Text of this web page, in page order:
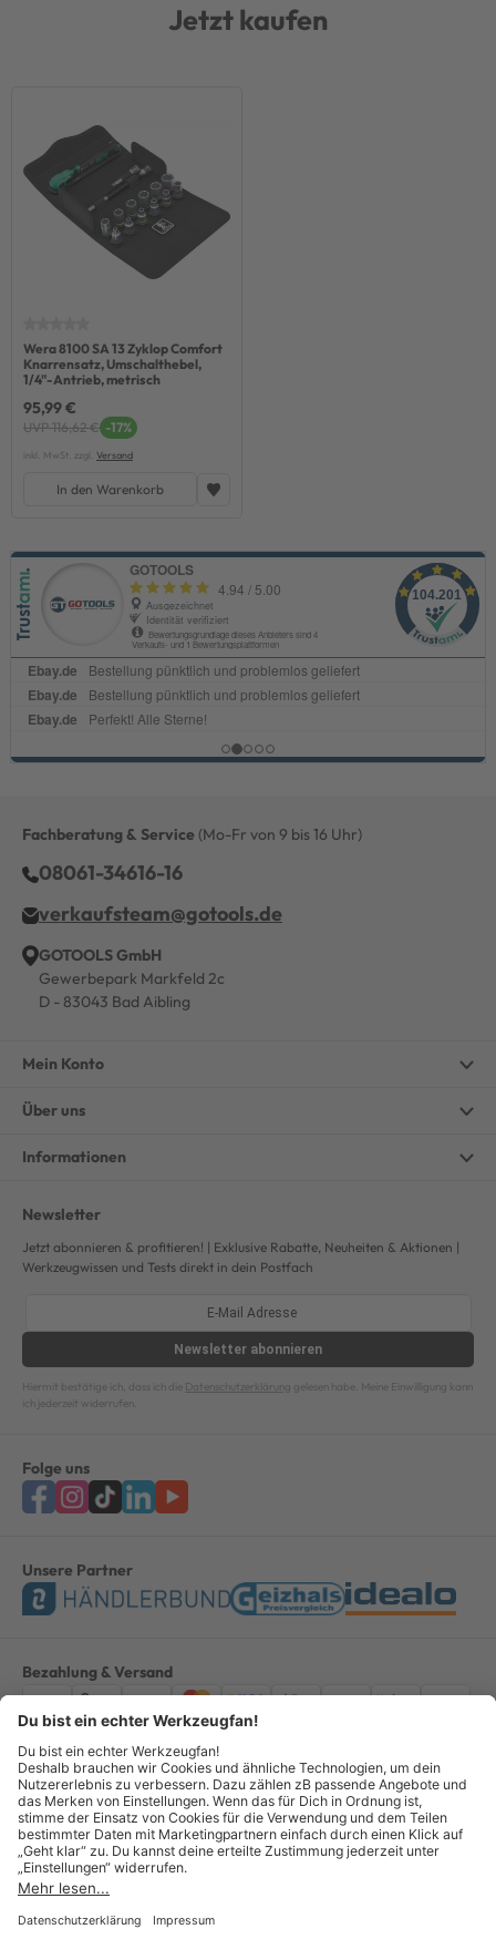
Jetzt kaufen
Wera 8100 SA 13 Zyklop Comfort
Knarrensatz, Umschalthebel,
1/4"-Antrieb, metrisch
95,99 €
UVP 116,62 € -17%
inkl. MwSt. zzgl. Versand
In den Warenkorb
Fachberatung & Service (Mo-Fr von 9 bis 16 Uhr)
08061-34616-16
verkaufsteam@gotools.de
GOTOOLS GmbH
Gewerbepark Markfeld 2c
D - 83043 Bad Aibling
Mein Konto
Über uns
Informationen
Newsletter
Jetzt abonnieren & profitieren! | Exklusive Rabatte, Neuheiten & Aktionen |
Werkzeugwissen und Tests direkt in dein Postfach
Newsletter abonnieren
Hiermit bestätige ich, dass ich die Datenschutzerklärung gelesen habe. Meine Einwilligung kann
ich jederzeit widerrufen.
Folge uns
Unsere Partner
Bezahlung & Versand
ImpressumAGBDatenschutzWiderruf Vertrag widerrufen
Alle Preise verstehen sich inkl. ges. MwSt. *Kostenloser Versand innerhalb
Deutschlands, bei Bestellungen ab 100,00 Euro.
© Copyright 2026 GOTOOLS GmbH - Alle Rechte vorbehalten. powered by
createyourtemplate